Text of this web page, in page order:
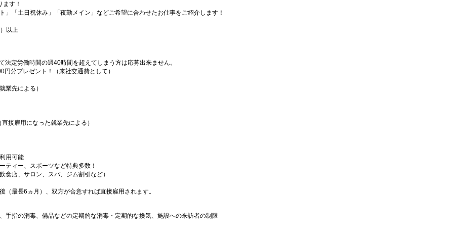
す！
」「土日祝休み」「夜勤メイン」などご希望に合わせたお仕事をご紹介します！
以上
法定労働時間の週40時間を超えてしまう方は応募出来ません。
分プレゼント！（来社交通費として）
業先による）
接雇用になった就業先による）
用可能
ティー、スポーツなど特典多数！
食店、サロン、スパ、ジム割引など）
最長6ヵ月）、双方が合意すれば直接雇用されます。
手指の消毒、備品などの定期的な消毒・定期的な換気、施設への来訪者の制限